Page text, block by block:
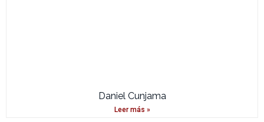
Daniel Cunjama
Leer más »